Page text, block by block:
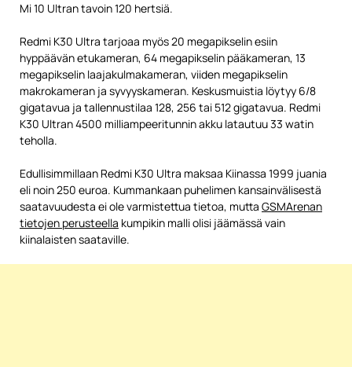
Mi 10 Ultran tavoin 120 hertsiä.
Redmi K30 Ultra tarjoaa myös 20 megapikselin esiin
hyppäävän etukameran, 64 megapikselin pääkameran, 13
megapikselin laajakulmakameran, viiden megapikselin
makrokameran ja syvyyskameran. Keskusmuistia löytyy 6/8
gigatavua ja tallennustilaa 128, 256 tai 512 gigatavua. Redmi
K30 Ultran 4500 milliampeeritunnin akku latautuu 33 watin
teholla.
Edullisimmillaan Redmi K30 Ultra maksaa Kiinassa 1999 juania
eli noin 250 euroa. Kummankaan puhelimen kansainvälisestä
saatavuudesta ei ole varmistettua tietoa, mutta GSMArenan
tietojen perusteella kumpikin malli olisi jäämässä vain
kiinalaisten saataville.